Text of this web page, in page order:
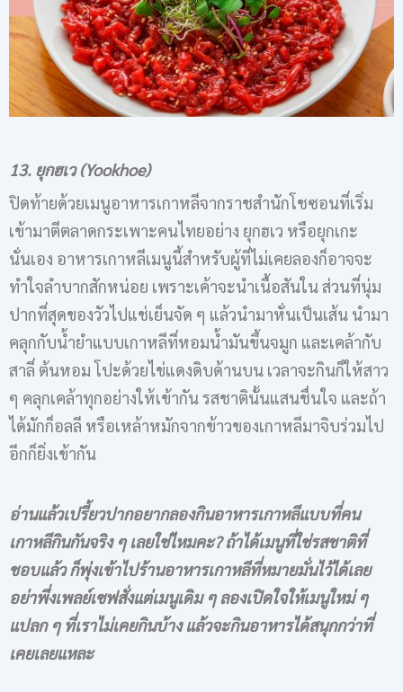
13. ยุกฮเว (Yookhoe)
ปิดท้ายด้วยเมนูอาหารเกาหลีจากราชสำนักโชซอนที่เริ่ม
เข้ามาตีตลาดกระเพาะคนไทยอย่าง ยุกฮเว หรือยุกเกะ
นั่นเอง อาหารเกาหลีเมนูนี้สำหรับผู้ที่ไม่เคยลองก็อาจจะ
ทำใจลำบากสักหน่อย เพราะเค้าจะนำเนื้อสันใน ส่วนที่นุ่ม
ปากที่สุดของวัวไปแช่เย็นจัด ๆ แล้วนำมาหั่นเป็นเส้น นำมา
คลุกกับน้ำยำแบบเกาหลีที่หอมน้ำมันขึ้นจมูก และเคล้ากับ
สาลี่ ต้นหอม โปะด้วยไข่แดงดิบด้านบน เวลาจะกินก็ให้สาว
ๆ คลุกเคล้าทุกอย่างให้เข้ากัน รสชาตินั้นแสนชื่นใจ และถ้า
ได้มักก็อลลี หรือเหล้าหมักจากข้าวของเกาหลีมาจิบร่วมไป
อีกก็ยิ่งเข้ากัน
อ่านแล้วเปรี้ยวปากอยากลองกินอาหารเกาหลีแบบที่คน
เกาหลีกินกันจริง ๆ เลยใช่ไหมคะ? ถ้าได้เมนูที่ใช่รสชาติที่
ชอบแล้ว ก็พุ่งเข้าไปร้านอาหารเกาหลีที่หมายมั่นไว้ได้เลย
อย่าพึ่งเพลย์เซฟสั่งแต่เมนูเดิม ๆ ลองเปิดใจให้เมนูใหม่ ๆ
แปลก ๆ ที่เราไม่เคยกินบ้าง แล้วจะกินอาหารได้สนุกกว่าที่
เคยเลยแหละ